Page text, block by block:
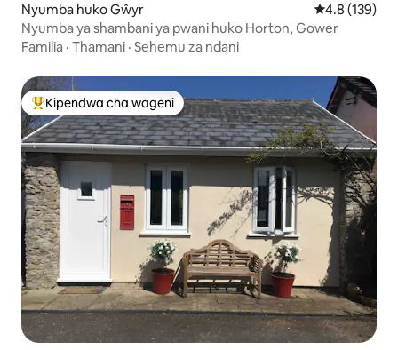
Nyumba huko Gŵyr Ukadiriaji wa
4.8 (139)
Nyumba ya shambani ya pwani huko Horton, Gower
Familia · Thamani · Sehemu za ndani
Kipendwa maarufu cha wageni
Kipendwa cha wageni